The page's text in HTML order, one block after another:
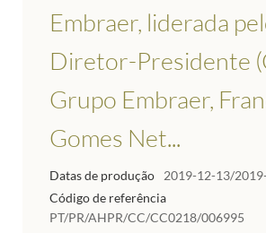
Embraer, liderada
Diretor-Presidente
Grupo Embraer,
Gomes Net...
Datas de produção
2019-12-13/
Código de referência
PT/PR/AHPR/CC/CC0218/006995